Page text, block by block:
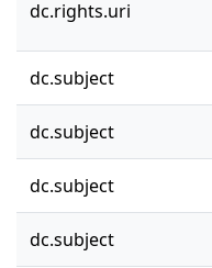
dc.rights.uri
dc.subject
dc.subject
dc.subject
dc.subject